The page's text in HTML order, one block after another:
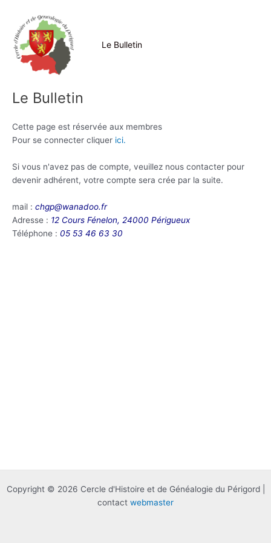
contenu
Le Bulletin
Le Bulletin
Cette page est réservée aux membres
Pour se connecter cliquer ici.
Si vous n'avez pas de compte, veuillez nous contacter pour
devenir adhérent, votre compte sera crée par la suite.
mail : chgp@wanadoo.fr
Adresse : 12 Cours Fénelon, 24000 Périgueux
Téléphone : 05 53 46 63 30
Copyright © 2026 Cercle d'Histoire et de Généalogie du Périgord |
contact webmaster